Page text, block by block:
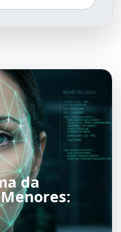
da